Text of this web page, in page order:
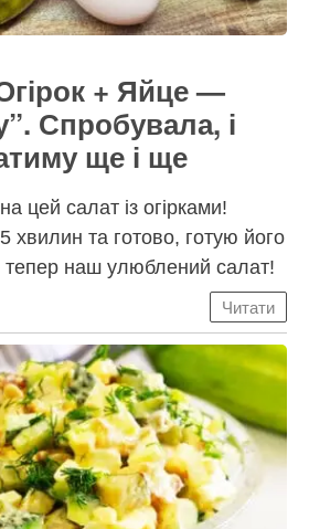
+ Яйце —
Спробувала, і
ще і ще
цей салат із огірками!
хвилин та готово, готую його
наш улюблений салат!
Читати